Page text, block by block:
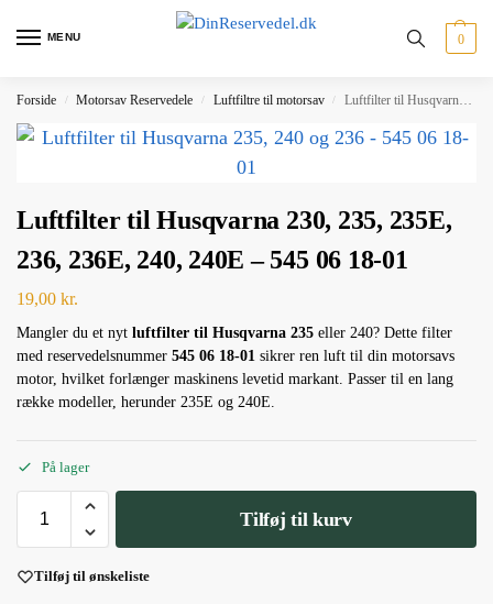
MENU 0
Forside / Motorsav Reservedele / Luftfiltre til motorsav / Luftfilter til Husqvarna 230, 235, 235E, 236, 236E, 240, 240E – 545 06 18-01
Luftfilter til Husqvarna 230, 235, 235E,
236, 236E, 240, 240E – 545 06 18-01
19,00 kr.
Mangler du et nyt luftfilter til Husqvarna 235 eller 240? Dette filter
med reservedelsnummer 545 06 18-01 sikrer ren luft til din motorsavs
motor, hvilket forlænger maskinens levetid markant. Passer til en lang
række modeller, herunder 235E og 240E.
På lager
Tilføj til kurv
Tilføj til ønskeliste